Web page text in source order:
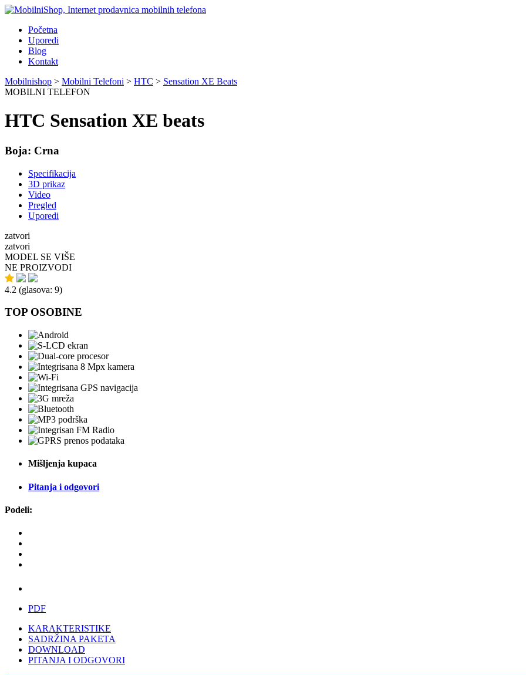
Početna
Uporedi
Blog
Kontakt
Mobilnishop > Mobilni Telefoni > HTC > Sensation XE Beats
MOBILNI TELEFON
HTC Sensation XE beats
Boja: Crna
Specifikacija
3D prikaz
Video
Pregled
Uporedi
zatvori
zatvori
MODEL SE VIŠE
NE PROIZVODI
4.2 (glasova: 9)
TOP OSOBINE
Mišljenja kupaca
Pitanja i odgovori
Podeli:
PDF
KARAKTERISTIKE
SADRŽINA PAKETA
DOWNLOAD
PITANJA I ODGOVORI